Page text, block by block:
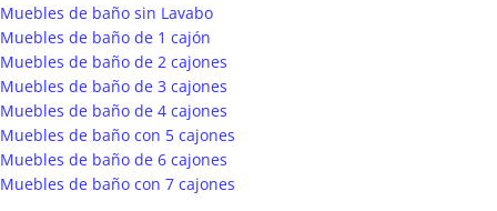
Muebles de baño sin Lavabo
Muebles de baño de 1 cajón
Muebles de baño de 2 cajones
Muebles de baño de 3 cajones
Muebles de baño de 4 cajones
Muebles de baño con 5 cajones
Muebles de baño de 6 cajones
Muebles de baño con 7 cajones